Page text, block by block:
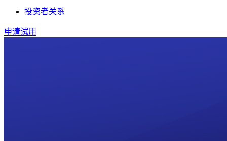
投资者关系
申请试用